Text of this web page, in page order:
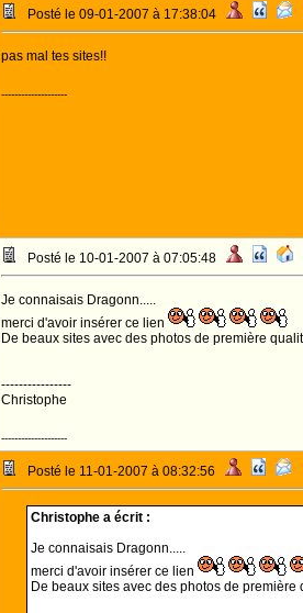
Posté le 09-01-2007 à 17:38:04
pas mal tes sites!!
--------------------
Posté le 10-01-2007 à 07:05:48
Je connaisais Dragonn.....
merci d'avoir insérer ce lien
De beaux sites avec des photos de première
----------------
Christophe
--------------------
Posté le 11-01-2007 à 08:32:56
Christophe a écrit :
Je connaisais Dragonn.....
merci d'avoir insérer ce lien
De beaux sites avec des photos de première